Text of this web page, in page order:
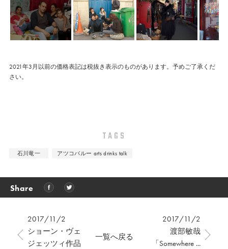
2021年3月以前の価格表記は税抜き表示のものがあります。予めご了承くだ
さい。
TAGS
石川竜一 アツコバルー arts drinks talk
Share
2017/11/2
ショーン・ヴェ
ジェッツィ作品
2017/11/2
渡部敏哉
「Somewhere ...
一覧へ戻る